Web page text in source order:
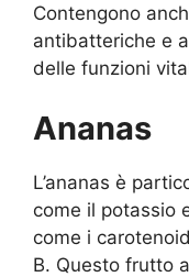
Contengono
antibatteriche e
delle funzioni
Ananas
L’ananas è
come il potassio
come i
B. Questo frutto